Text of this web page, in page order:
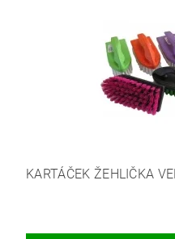
KARTÁČEK ŽEHLIČKA